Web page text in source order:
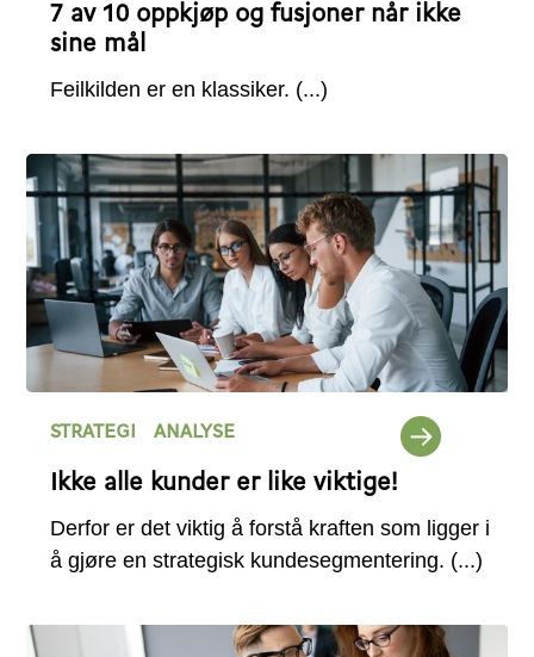
7 av 10 oppkjøp og fusjoner når ikke
sine mål
Feilkilden er en klassiker.
STRATEGI ANALYSE
Ikke alle kunder er like viktige!
Derfor er det viktig å forstå kraften som ligger i
å gjøre en strategisk kundesegmentering.